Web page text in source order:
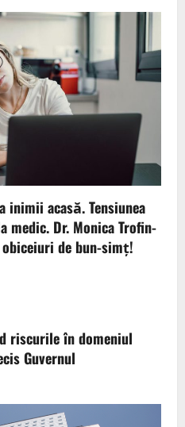
acasă. Tensiunea
Dr. Monica Trofin-
obiceiuri de bun-simț!
riscurile în domeniul
Guvernul